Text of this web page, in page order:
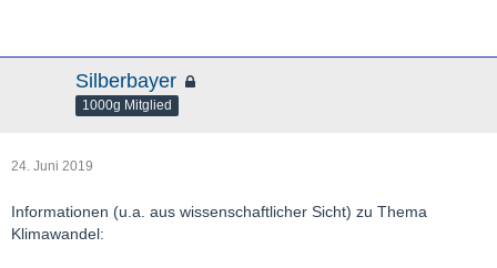
Silberbayer
1000g Mitglied
24. Juni 2019
Informationen (u.a. aus wissenschaftlicher Sicht) zu Thema
Klimawandel: